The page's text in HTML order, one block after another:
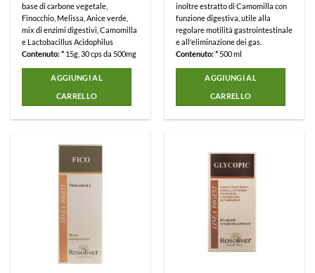
base di carbone vegetale,
Finocchio, Melissa, Anice verde,
mix di enzimi digestivi, Camomilla
e Lactobacillus Acidophilus
Contenuto: * 15g, 30 cps da 500mg
AGGIUNGI AL
CARRELLO
inoltre estratto di Camomilla con
funzione digestiva, utile alla
regolare motilità gastrointestinale
e all'eliminazione dei gas.
Contenuto: * 500 ml
AGGIUNGI AL
CARRELLO